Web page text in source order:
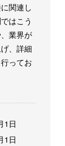
関連し
はこう
業界が
、詳細
ってお
1日
1日